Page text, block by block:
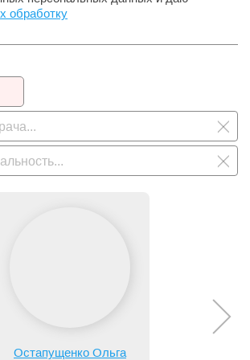
обработку
Остапущенко Ольга